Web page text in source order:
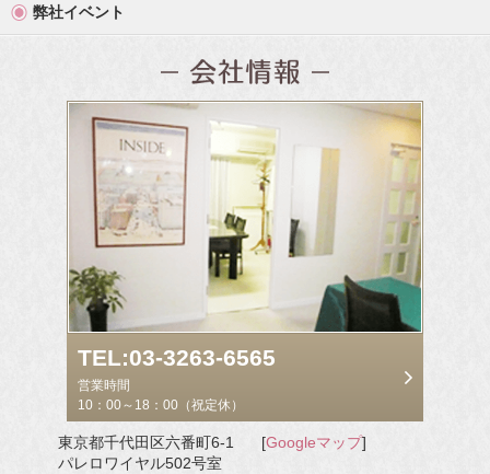
弊社イベント
TEL:03-3263-6565
営業時間
10：00～18：00（祝定休）
東京都千代田区六番町6-1
パレロワイヤル502号室
[Googleマップ]